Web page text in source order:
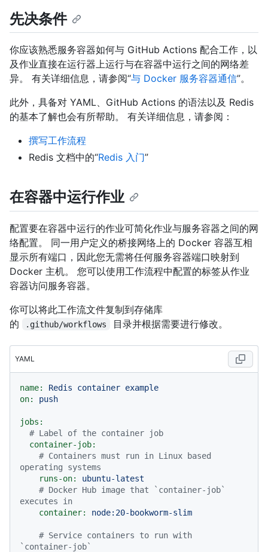
先决条件
你应该熟悉服务容器如何与 GitHub Actions 配合工作，以
及作业直接在运行器上运行与在容器中运行之间的网络差
异。 有关详细信息，请参阅“与 Docker 服务容器通信”。
此外，具备对 YAML、GitHub Actions 的语法以及 Redis
的基本了解也会有所帮助。 有关详细信息，请参阅：
撰写工作流程
Redis 文档中的“Redis 入门”
在容器中运行作业
配置要在容器中运行的作业可简化作业与服务容器之间的网
络配置。 同一用户定义的桥接网络上的 Docker 容器互相
显示所有端口，因此您无需将任何服务容器端口映射到
Docker 主机。 您可以使用工作流程中配置的标签从作业
容器访问服务容器。
你可以将此工作流文件复制到存储库
的
.github/workflows 目录并根据需要进行修改。
YAML
name: Redis container example
on:
push
jobs:
# Label of the container job
container-job:
# Containers must run in Linux based
operating systems
runs-on:
ubuntu-latest
# Docker Hub image that `container-job`
executes in
container:
node:20-bookworm-slim
# Service containers to run with
`container-job`